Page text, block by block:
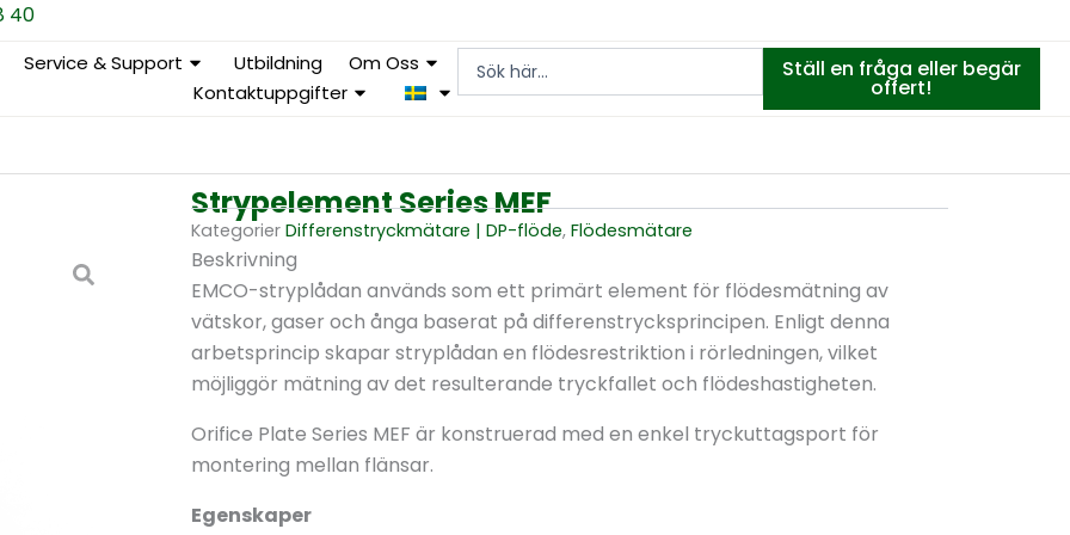
40
Service & Support Utbildning
Om Oss
Kontaktuppgifter
Search
Ställ en fråga eller begär
offert!
Strypelement Series MEF
Kategorier Differens­tryckmätare | DP-flöde, Flödesmätare
Beskrivning
EMCO-stryplådan används som ett primärt element för flödesmätning av
vätskor, gaser och ånga baserat på differenstrycksprincipen. Enligt denna
arbetsprincip skapar stryplådan en flödesrestriktion i rörledningen, vilket
möjliggör mätning av det resulterande tryckfallet och flödeshastigheten.
Orifice Plate Series MEF är konstruerad med en enkel tryckuttagsport för
montering mellan flänsar.
Egenskaper